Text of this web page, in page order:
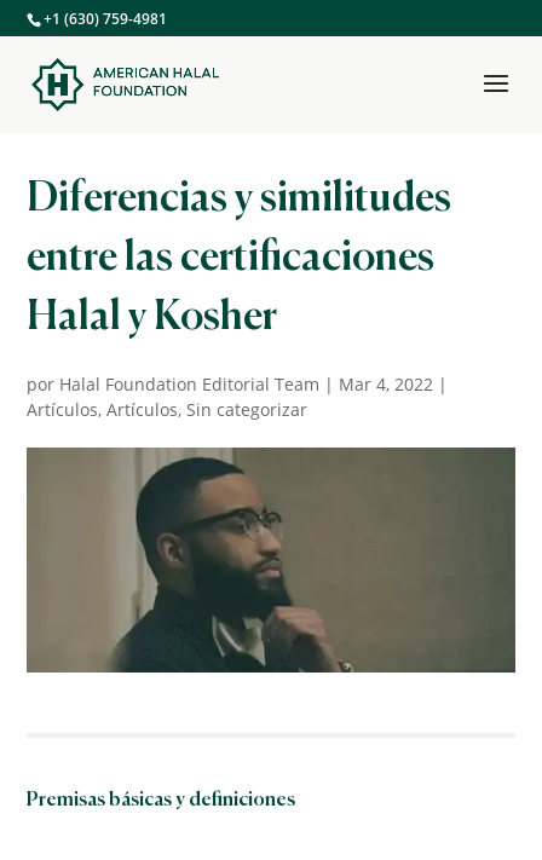
+1 (630) 759-4981
Diferencias y similitudes
entre las certificaciones
Halal y Kosher
por Halal Foundation Editorial Team | Mar 4, 2022 |
Artículos,Artículos,Sin categorizar
Premisas básicas y definiciones